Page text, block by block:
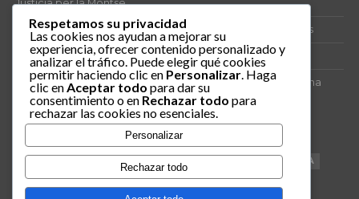
Justícia per la Montse
25J – Día Mundial para la Prevención de los Ahogamientos
ERE encubierto en H&M Concentrix
Actes centrals 90 aniversari revolució social 1936. Programa
central i per dies. Materials de venda.
VAGA TELEMARKETING NETEJA
CONFERENCIA
DOCUMENTAL
SANITAT CATSALUT 061 ANTI-MWC
Respetamos su privacidad
Las cookies nos ayudan a mejorar su
experiencia, ofrecer contenido personalizado y
analizar el tráfico. Puede elegir qué cookies
permitir haciendo clic en Personalizar . Haga
clic en Aceptar todo para dar su
consentimiento o en Rechazar todo para
rechazar las cookies no esenciales.
Personalizar
Rechazar todo